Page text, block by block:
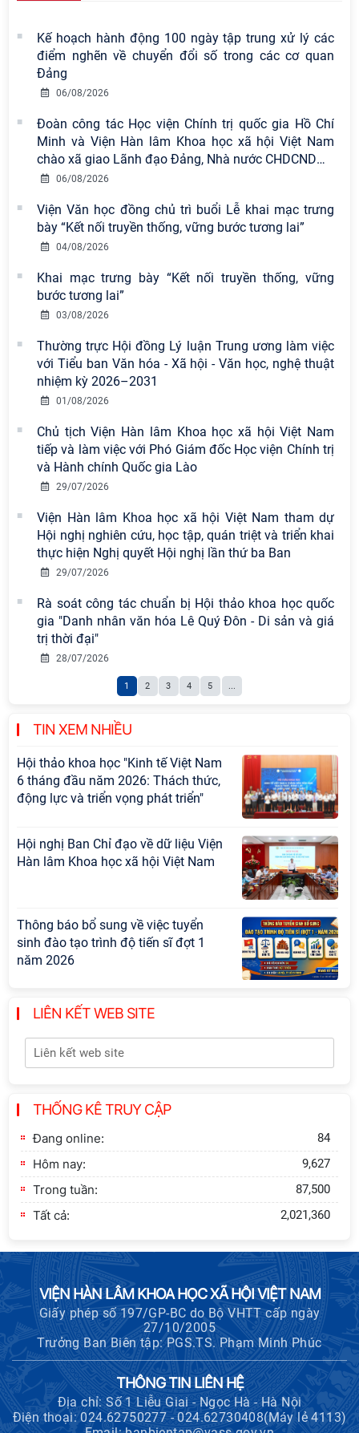
Kế hoạch hành động 100 ngày tập trung xử lý các
điểm nghẽn về chuyển đổi số trong các cơ quan
Đảng
06/08/2026
Đoàn công tác Học viện Chính trị quốc gia Hồ Chí
Minh và Viện Hàn lâm Khoa học xã hội Việt Nam
chào xã giao Lãnh đạo Đảng, Nhà nước CHDCND…
06/08/2026
Viện Văn học đồng chủ trì buổi Lễ khai mạc trưng
bày “Kết nối truyền thống, vững bước tương lai”
04/08/2026
Khai mạc trưng bày “Kết nối truyền thống, vững
bước tương lai”
03/08/2026
Thường trực Hội đồng Lý luận Trung ương làm việc
với Tiểu ban Văn hóa - Xã hội - Văn học, nghệ thuật
nhiệm kỳ 2026–2031
01/08/2026
Chủ tịch Viện Hàn lâm Khoa học xã hội Việt Nam
tiếp và làm việc với Phó Giám đốc Học viện Chính trị
và Hành chính Quốc gia Lào
29/07/2026
Viện Hàn lâm Khoa học xã hội Việt Nam tham dự
Hội nghị nghiên cứu, học tập, quán triệt và triển khai
thực hiện Nghị quyết Hội nghị lần thứ ba Ban
29/07/2026
Rà soát công tác chuẩn bị Hội thảo khoa học quốc
gia "Danh nhân văn hóa Lê Quý Đôn - Di sản và giá
trị thời đại"
28/07/2026
1 2 3 4 5 ...
TIN XEM NHIỀU
Nam có 02 tác phẩm đạt giải khuyến
khích tại Cuộc thi chính luận bảo vệ
nền tảng tư tưởng của Đảng năm
Viện Hàn lâm Khoa học xã hội Việt
Nam công bố các quyết định về
công tác cán bộ
Chi bộ Viện Sử học tổ chức Tọa đàm
chuyên đề: Đẩy mạnh học tập, thực
hành tư tưởng, đạo đức, phương
giai đoạn phát triển mới
Hội thảo khoa học quốc tế “Không
gian phát triển Việt Nam trong kỷ
và lựa chọn chính sách” sẽ diễn ra
vào thứ ba, ngày 28/7/2026
Hội nghị Lãnh đạo Viện Hàn lâm
Khoa học xã hội Việt Nam làm việc
với Ban Chủ nhiệm các Chương trình
cấp Bộ
Hội thảo khoa học "Kinh tế Việt Nam
6 tháng đầu năm 2026: Thách thức,
động lực và triển vọng phát triển"
Hội nghị Ban Chỉ đạo về dữ liệu Viện
Hàn lâm Khoa học xã hội Việt Nam
Thông báo bổ sung về việc tuyển
sinh đào tạo trình độ tiến sĩ đợt 1
năm 2026
Hội thảo quốc tế "Không gian phát
triển Việt Nam trong kỷ nguyên mới:
Định hướng chiến lược và lựa chọn
chính sách”
xây dựng Thành Nhà Hồ ở núi An
LIÊN KẾT WEB SITE
THỐNG KÊ TRUY CẬP
Đang online: 84
Hôm nay: 9,627
Trong tuần: 87,500
Tất cả: 2,021,360
VIỆN HÀN LÂM KHOA HỌC XÃ HỘI VIỆT NAM
Giấy phép số 197/GP-BC do Bộ VHTT cấp ngày
27/10/2005
Trưởng Ban Biên tập: PGS.TS. Phạm Minh Phúc
THÔNG TIN LIÊN HỆ
Địa chỉ: Số 1 Liễu Giai - Ngọc Hà - Hà Nội
Điện thoại: 024.62750277 - 024.62730408(Máy lẻ 4113)